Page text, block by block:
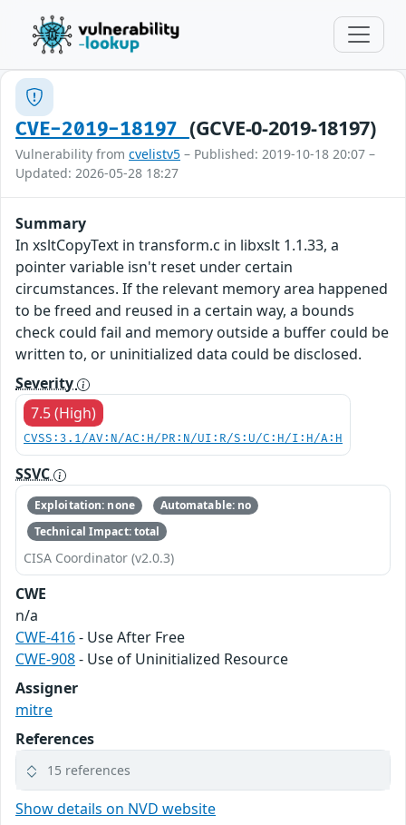
CVE-2019-18197 (GCVE-0-2019-18197)
Vulnerability from cvelistv5 – Published: 2019-10-18 20:07 –
Updated: 2026-05-28 18:27
Summary
In xsltCopyText in transform.c in libxslt 1.1.33, a
pointer variable isn't reset under certain
circumstances. If the relevant memory area happened
to be freed and reused in a certain way, a bounds
check could fail and memory outside a buffer could be
written to, or uninitialized data could be disclosed.
Severity
7.5 (High)
CVSS:3.1/AV:N/AC:H/PR:N/UI:R/S:U/C:H/I:H/A:H
SSVC
Exploitation: none
Automatable: no
Technical Impact: total
CISA Coordinator (v2.0.3)
CWE
n/a
CWE-416- Use After Free
CWE-908- Use of Uninitialized Resource
Assigner
mitre
References
15 references
Show details on NVD website